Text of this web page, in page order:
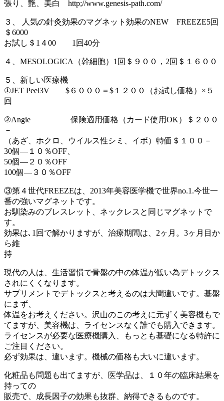
張り、艶、美白 http;//www.genesis-path.com/
３、 人気の針灸効果のマグネット効果のNEW FREEZE5回
＄6000
お試し＄1４00 1回40分
４、MESOLOGICA（幹細胞）1回＄９００，2回＄１６００
５、新しい医療機
①JET Peel3V $６０００＝$１２００（お試し価格）×５
回
②Angie 保険適用価格（カード使用OK）＄２００
－
（あざ、ホクロ、ウイルス性シミ、イボ）特価＄１００－
30個―１０％OFF、
50個―２０％OFF
100個―３０％OFF
③第４世代FREEZEは、2013年美容医学機で世界no.1.今世一
番の強いマグネットです。
お馴染みのブレスレット、ネックレスと同じマグネットで
す。
効果は､1回で解かりますが、治療期間は、2ヶ月。3ヶ月目か
ら維
持
現代の人は、生活習慣で骨盤の中の体温が低い為デトックス
されにくくなります。
サプリメントでデトックスと考えるのは大間違いです。基盤
にまず、
体温をお考えください。沢山のこの考えに元ずく美容機もで
てますが、美容機は、ライセンスなく誰でも購入できます。
ライセンスが必要な医療機購入、もっとも基礎になる特許に
ご注目ください。
必ず効果は、違います。機械の価格も大いに違います。
化粧品も問題も出てますが、医学品は、１０年の臨床結果を
持っての
販売で、成長因子の効果も抜群、納得できるものです。